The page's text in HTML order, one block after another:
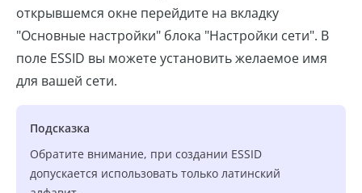
открывшемся окне перейдите на вкладку
"Основные настройки" блока "Настройки сети". В
поле ESSID вы можете установить желаемое имя
для вашей сети.
Подсказка
Обратите внимание, при создании ESSID
допускается использовать только латинский